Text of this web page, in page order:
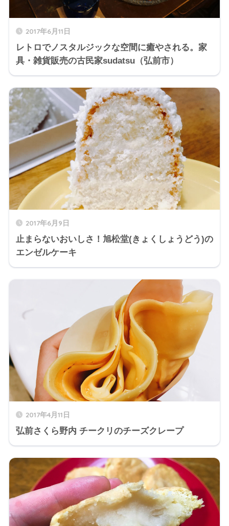
2017年6月11日
レトロでノスタルジックな空間に癒やされる。家
具・雑貨販売の古民家sudatsu（弘前市）
2017年6月9日
止まらないおいしさ！旭松堂(きょくしょうどう)の
エンゼルケーキ
2017年4月11日
弘前さくら野内 チークリのチーズクレープ